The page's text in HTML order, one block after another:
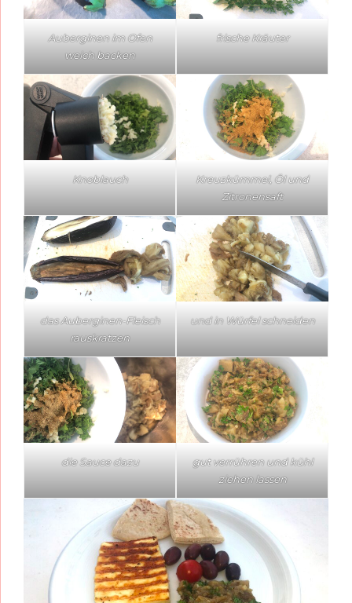
Auberginen im Ofen
weich backen
frische Kräuter
Knoblauch
Kreuzkümmel, Öl und
Zitronensaft
das Auberginen-Fleisch
rauskratzen
und in Würfel schneiden
die Sauce dazu
gut verrühren und kühl
ziehen lassen